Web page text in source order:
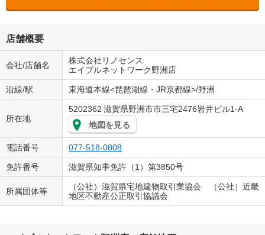
店舗概要
会社/店舗名
株式会社リノセンス
エイブルネットワーク野洲店
沿線/駅 東海道本線<琵琶湖線・JR京都線>/野洲
所在地
5202362 滋賀県野洲市市三宅2476岩井ビル1-A
地図を見る
電話番号 077-518-0808
免許番号 滋賀県知事免許（1）第3850号
所属団体等
（公社）滋賀県宅地建物取引業協会 （公社）近畿
地区不動産公正取引協議会